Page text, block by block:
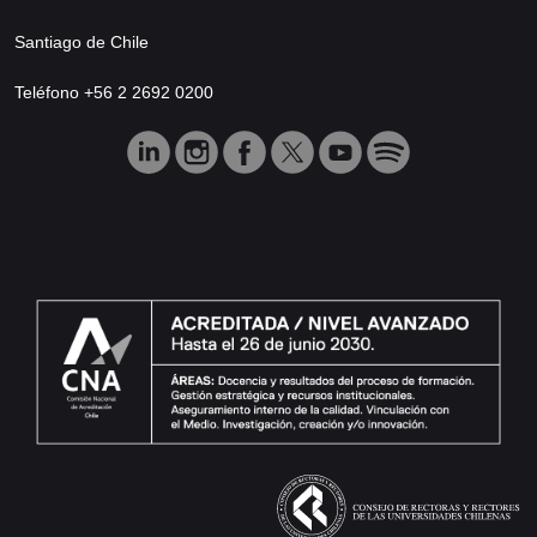
Santiago de Chile
Teléfono +56 2 2692 0200